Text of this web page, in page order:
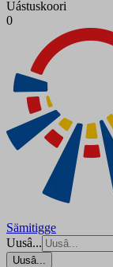
Uástuskoori
0
Sämitigge
Uusâ...
Uusâ...